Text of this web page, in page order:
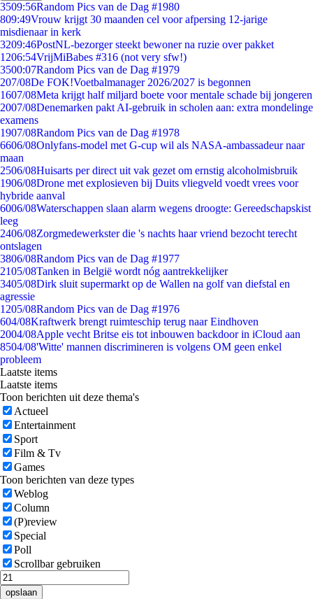
3509:56Random Pics van de Dag #1980
809:49Vrouw krijgt 30 maanden cel voor afpersing 12-jarige
misdienaar in kerk
3209:46PostNL-bezorger steekt bewoner na ruzie over pakket
1206:54VrijMiBabes #316 (not very sfw!)
3500:07Random Pics van de Dag #1979
207/08De FOK!Voetbalmanager 2026/2027 is begonnen
1607/08Meta krijgt half miljard boete voor mentale schade bij jongeren
2007/08Denemarken pakt AI-gebruik in scholen aan: extra mondelinge
examens
1907/08Random Pics van de Dag #1978
6606/08Onlyfans-model met G-cup wil als NASA-ambassadeur naar
maan
2506/08Huisarts per direct uit vak gezet om ernstig alcoholmisbruik
1906/08Drone met explosieven bij Duits vliegveld voedt vrees voor
hybride aanval
6006/08Waterschappen slaan alarm wegens droogte: Gereedschapskist
leeg
2406/08Zorgmedewerkster die 's nachts haar vriend bezocht terecht
ontslagen
3806/08Random Pics van de Dag #1977
2105/08Tanken in België wordt nóg aantrekkelijker
3405/08Dirk sluit supermarkt op de Wallen na golf van diefstal en
agressie
1205/08Random Pics van de Dag #1976
604/08Kraftwerk brengt ruimteschip terug naar Eindhoven
2004/08Apple vecht Britse eis tot inbouwen backdoor in iCloud aan
8504/08'Witte' mannen discrimineren is volgens OM geen enkel
probleem
Laatste items
Laatste items
Toon berichten uit deze thema's
Actueel
Entertainment
Sport
Film & Tv
Games
Toon berichten van deze types
Weblog
Column
(P)review
Special
Poll
Scrollbar gebruiken
opslaan